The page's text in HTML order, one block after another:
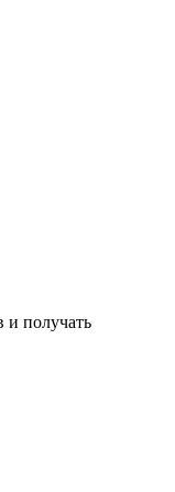
и получать